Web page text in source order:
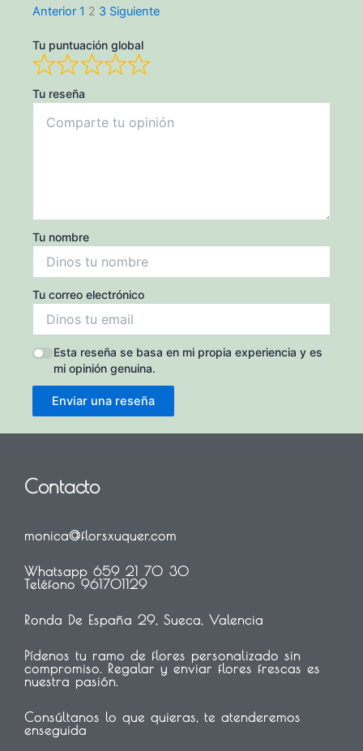
Navegación
las
reseñas
del
sitio
Anterior Página
1 Página
2 Página
3 Siguiente
Tu puntuación global
Tu reseña
Tu nombre
Tu correo electrónico
Esta reseña se basa en mi propia experiencia y es
mi opinión genuina.
Enviar una reseña
Contacto
monica@florsxuquer.com
Whatsapp 659 21 70 30
Teléfono 961701129
Ronda De España 29, Sueca, Valencia
Pídenos tu ramo de flores personalizado sin
compromiso. Regalar y enviar flores frescas es
nuestra pasión.
Consúltanos lo que quieras, te atenderemos
enseguida